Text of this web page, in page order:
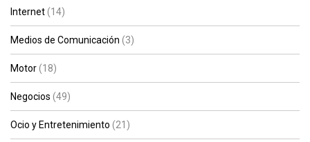
Internet(14)
Medios de Comunicación (3)
Motor(18)
Negocios (49)
Ocio y Entretenimiento (21)